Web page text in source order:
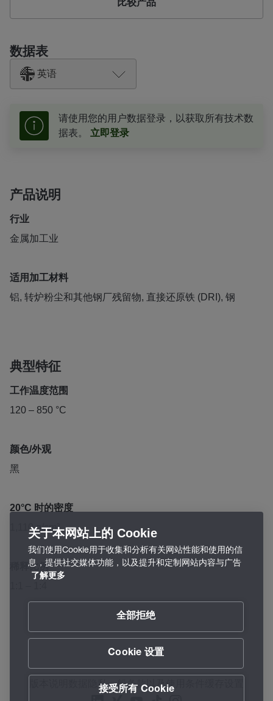
比较产品
数据表
英语
请使用您的用户数据登录，以获取所有技术数
据表。 立即登录
产品说明
行业
金属加工业
适用加工材料
铝, 转炉粉尘和其他钢厂残留物, 直接还原铁 (DRI), 钢
典型特征
工作温度范围
120 – 850 °C
颜色/外观
黑
20°C 时的密度
1,110 g/cm³
稀释比例
数据隐私一般条款以及使用条件
关于本网站上的 Cookie
我们使用Cookie用于收集和分析有关网站性能和使用的信
息，提供社交媒体功能，以及提升和定制网站内容与广告
了解更多
全部拒绝
Cookie 设置
接受所有 Cookie